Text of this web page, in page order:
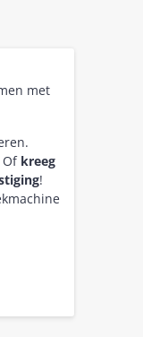
met
Of kreeg
!